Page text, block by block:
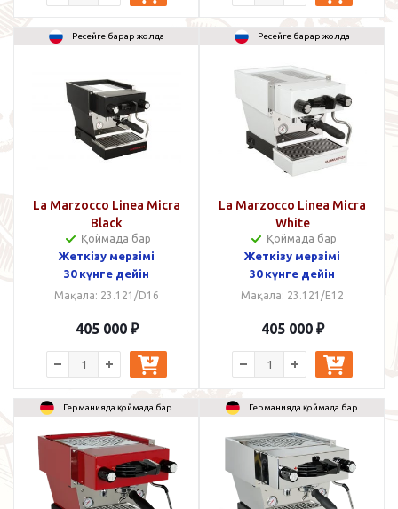
Ресейге барар жолда
La Marzocco Linea Micra
Black
Қоймада бар
Жеткізу мерзімі
30 күнге дейін
Мақала: 23.121/D16
405 000 ₽
Ресейге барар жолда
La Marzocco Linea Micra
White
Қоймада бар
Жеткізу мерзімі
30 күнге дейін
Мақала: 23.121/E12
405 000 ₽
Германияда қоймада бар Германияда қоймада бар